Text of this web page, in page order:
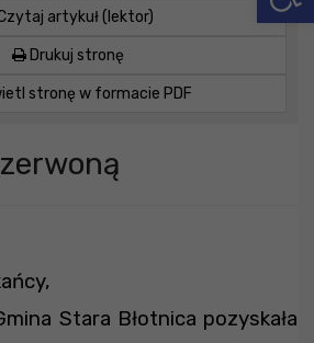
artykuł (lektor)
Drukuj stronę
stronę w formacie PDF
Stara Błotnica pozyskała